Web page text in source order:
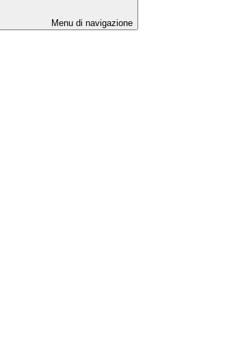
Menu di navigazione